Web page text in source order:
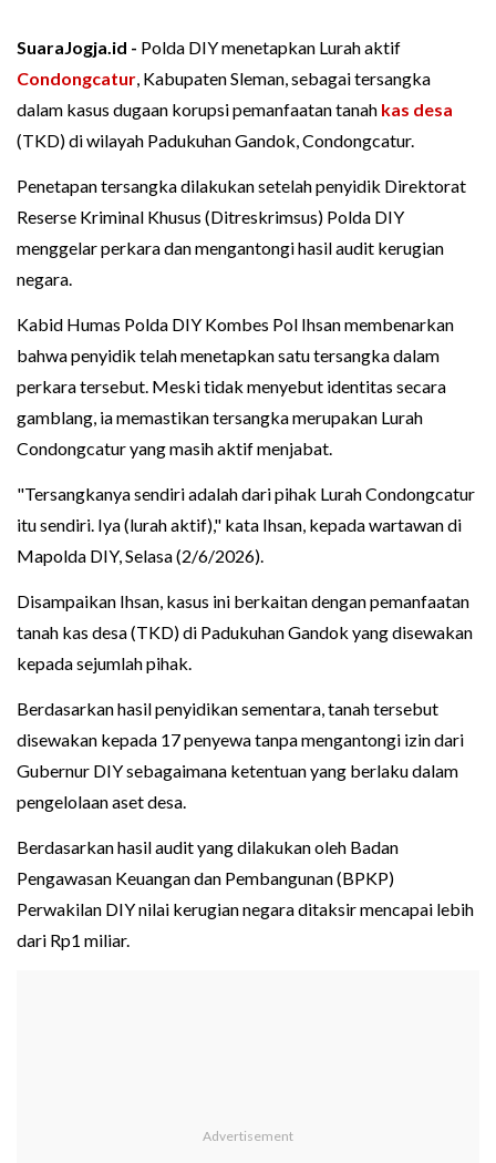
SuaraJogja.id - Polda DIY menetapkan Lurah aktif
Condongcatur, Kabupaten Sleman, sebagai tersangka
dalam kasus dugaan korupsi pemanfaatan tanah kas desa
(TKD) di wilayah Padukuhan Gandok, Condongcatur.
Penetapan tersangka dilakukan setelah penyidik Direktorat
Reserse Kriminal Khusus (Ditreskrimsus) Polda DIY
menggelar perkara dan mengantongi hasil audit kerugian
negara.
Kabid Humas Polda DIY Kombes Pol Ihsan membenarkan
bahwa penyidik telah menetapkan satu tersangka dalam
perkara tersebut. Meski tidak menyebut identitas secara
gamblang, ia memastikan tersangka merupakan Lurah
Condongcatur yang masih aktif menjabat.
"Tersangkanya sendiri adalah dari pihak Lurah Condongcatur
itu sendiri. Iya (lurah aktif)," kata Ihsan, kepada wartawan di
Mapolda DIY, Selasa (2/6/2026).
Disampaikan Ihsan, kasus ini berkaitan dengan pemanfaatan
tanah kas desa (TKD) di Padukuhan Gandok yang disewakan
kepada sejumlah pihak.
Berdasarkan hasil penyidikan sementara, tanah tersebut
disewakan kepada 17 penyewa tanpa mengantongi izin dari
Gubernur DIY sebagaimana ketentuan yang berlaku dalam
pengelolaan aset desa.
Berdasarkan hasil audit yang dilakukan oleh Badan
Pengawasan Keuangan dan Pembangunan (BPKP)
Perwakilan DIY nilai kerugian negara ditaksir mencapai lebih
dari Rp1 miliar.